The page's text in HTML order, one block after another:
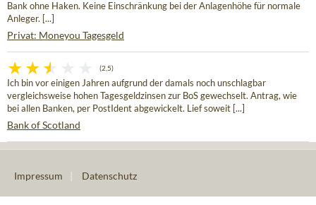
Bank ohne Haken. Keine Einschränkung bei der Anlagenhöhe für normale
Anleger. [...]
Privat: Moneyou Tagesgeld
(2,5)
Ich bin vor einigen Jahren aufgrund der damals noch unschlagbar
vergleichsweise hohen Tagesgeldzinsen zur BoS gewechselt. Antrag, wie
bei allen Banken, per PostIdent abgewickelt. Lief soweit [...]
Bank of Scotland
Impressum Datenschutz